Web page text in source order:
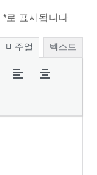
*로 표시됩니다
비주얼 텍스트